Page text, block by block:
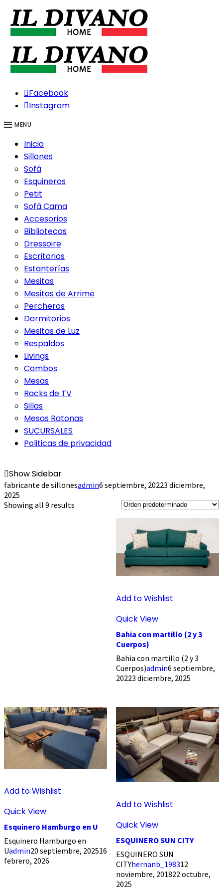
Facebook
Instagram
MENU
Inicio
Sillones
Sofá
Esquineros
Petit
Sofá Cama
Accesorios
Bibliotecas
Dressoire
Escritorios
Estanterías
Mesitas
Mesitas de Arrime
Percheros
Dormitorios
Mesitas de Luz
Respaldos
Livings
Combos
Mesas
Racks de TV
Sillas
Mesas Ratonas
SUCURSALES
Politicas de privacidad
Show Sidebar
fabricante de sillonesadmin6 septiembre, 20223 diciembre,
2025
Showing all 9 results
Add to Wishlist
Quick View
Bahia con martillo (2 y 3
Cuerpos)
Bahia con martillo (2 y 3
Cuerpos)admin6 septiembre,
20223 diciembre, 2025
Add to Wishlist
Quick View
Esquinero Hamburgo en U
Esquinero Hamburgo en
Uadmin20 septiembre, 202516
febrero, 2026
Add to Wishlist
Quick View
ESQUINERO SUN CITY
ESQUINERO SUN
CITYhernanb_198312
noviembre, 201822 octubre,
2025